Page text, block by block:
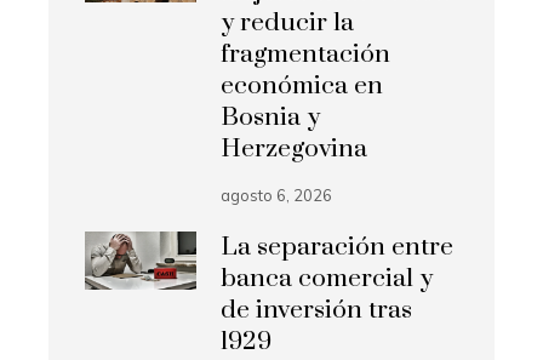
y reducir la
fragmentación
económica en
Bosnia y
Herzegovina
agosto 6, 2026
La separación entre
banca comercial y
de inversión tras
1929